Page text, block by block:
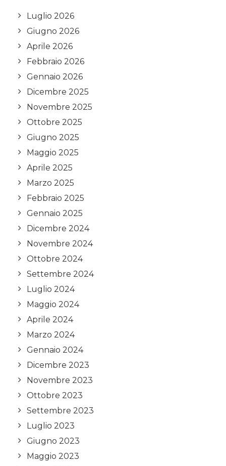
Luglio 2026
Giugno 2026
Aprile 2026
Febbraio 2026
Gennaio 2026
Dicembre 2025
Novembre 2025
Ottobre 2025
Giugno 2025
Maggio 2025
Aprile 2025
Marzo 2025
Febbraio 2025
Gennaio 2025
Dicembre 2024
Novembre 2024
Ottobre 2024
Settembre 2024
Luglio 2024
Maggio 2024
Aprile 2024
Marzo 2024
Gennaio 2024
Dicembre 2023
Novembre 2023
Ottobre 2023
Settembre 2023
Luglio 2023
Giugno 2023
Maggio 2023